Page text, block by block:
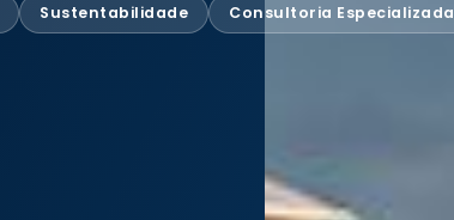
Sustentabilidade Consultoria Especializada